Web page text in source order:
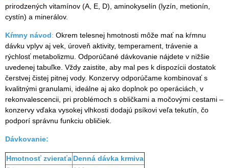
prirodzených vitamínov (A, E, D), aminokyselín (lyzín, metionín,
cystín) a minerálov.
Kŕmny návod: Okrem telesnej hmotnosti môže mať na kŕmnu
dávku vplyv aj vek, úroveň aktivity, temperament, trávenie a
rýchlosť metabolizmu. Odporúčané dávkovanie nájdete v nižšie
uvedenej tabuľke. Vždy zaistite, aby mal pes k dispozícii dostatok
čerstvej čistej pitnej vody. Konzervy odporúčame kombinovať s
kvalitnými granulami, ideálne aj ako doplnok po operáciách, v
rekonvalescencii, pri problémoch s obličkami a močovými cestami –
konzervy vďaka vysokej vlhkosti dodajú psíkovi veľa tekutín, čo
podporí správnu funkciu obličiek.
Dávkovanie:
Hmotnosť zvieraťa Denná dávka krmiva